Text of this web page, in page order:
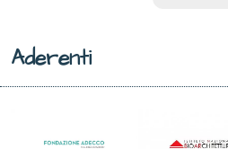
Aderenti